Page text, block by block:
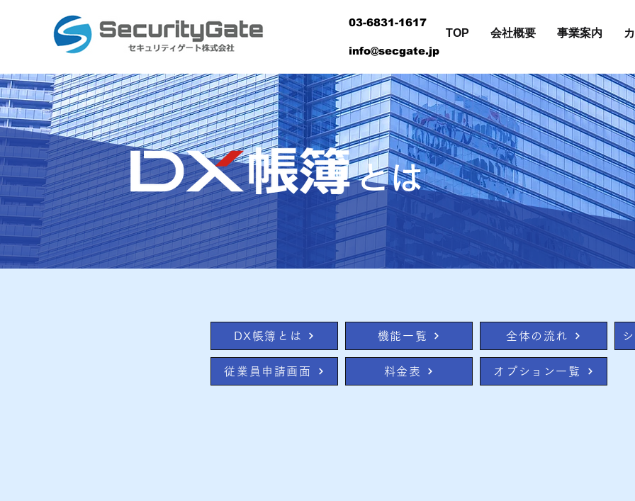
03-6831-1617
info@secgate.jp
TOP 会社概要 事業案内
とは
DX帳簿とは 機能一覧 全体の流れ
従業員申請画面 料金表 オプション一覧